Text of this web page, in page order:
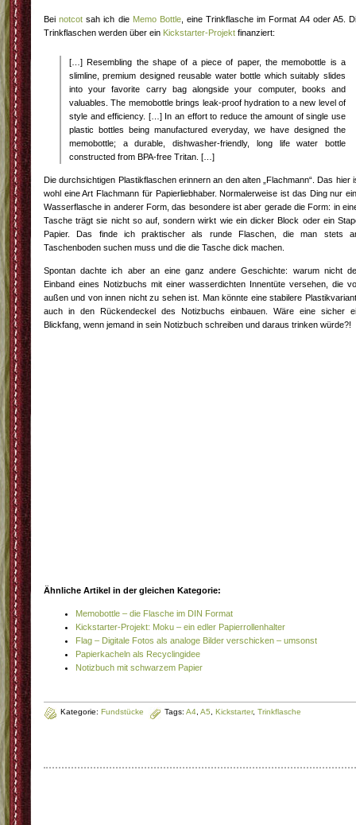
Beinotcot sah ich die Memo Bottle, eine Trinkflasche im Format A4 oder A5.
Trinkflaschen werden über ein Kickstarter-Projekt finanziert:
[…] Resembling the shape of a piece of paper, the memobottle is a
slimline, premium designed reusable water bottle which suitably slides
into your favorite carry bag alongside your computer, books and
valuables. The memobottle brings leak-proof hydration to a new level of
style and efficiency. […] In an effort to reduce the amount of single use
plastic bottles being manufactured everyday, we have designed the
memobottle; a durable, dishwasher-friendly, long life water bottle
constructed from BPA-free Tritan. […]
Die durchsichtigen Plastikflaschen erinnern an den alten „Flachmann“. Das hier
wohl eine Art Flachmann für Papierliebhaber. Normalerweise ist das Ding nur
Wasserflasche in anderer Form, das besondere ist aber gerade die Form: in
Tasche trägt sie nicht so auf, sondern wirkt wie ein dicker Block oder ein
Papier. Das finde ich praktischer als runde Flaschen, die man stets
Taschenboden suchen muss und die die Tasche dick machen.
Spontan dachte ich aber an eine ganz andere Geschichte: warum nicht
Einband eines Notizbuchs mit einer wasserdichten Innentüte versehen, die
außen und von innen nicht zu sehen ist. Man könnte eine stabilere
auch in den Rückendeckel des Notizbuchs einbauen. Wäre eine sicher
Blickfang, wenn jemand in sein Notizbuch schreiben und daraus trinken würde?!
Ähnliche Artikel in der gleichen Kategorie:
Memobottle – die Flasche im DIN Format
Kickstarter-Projekt: Moku – ein edler Papierrollenhalter
Flag – Digitale Fotos als analoge Bilder verschicken – umsonst
Papierkacheln als Recyclingidee
Notizbuch mit schwarzem Papier
Kategorie: Fundstücke Tags: A4 A5 Kickstarter, Trinkflasche